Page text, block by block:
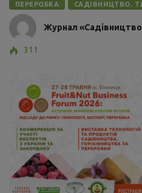
ПЕРЕРОБКА САДІВНИЦТВО.
Журнал
311